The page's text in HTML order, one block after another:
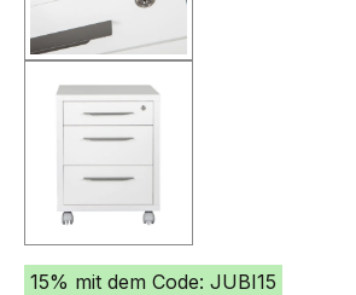
15% mit dem Code: JUBI15